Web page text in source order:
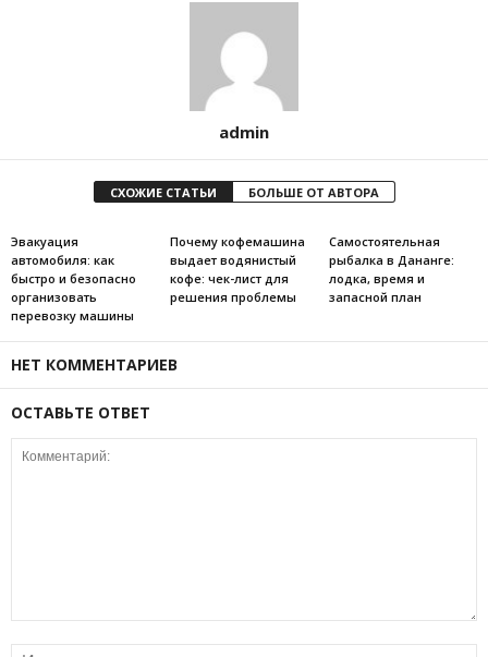
admin
СХОЖИЕ СТАТЬИ БОЛЬШЕ ОТ АВТОРА
Эвакуация
автомобиля: как
быстро и безопасно
организовать
перевозку машины
Почему кофемашина
выдает водянистый
кофе: чек-лист для
решения проблемы
Самостоятельная
рыбалка в Дананге:
лодка, время и
запасной план
НЕТ КОММЕНТАРИЕВ
ОСТАВЬТЕ ОТВЕТ